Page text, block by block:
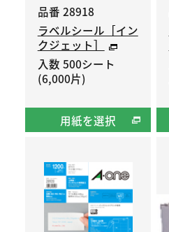
品番 28918
ラベルシール［イン
クジェット］
入数 500シート
(6,000片)
用紙を選択